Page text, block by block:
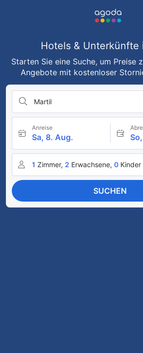
Hotels & Unterkünfte
Starten Sie eine Suche, um Preise
Angebote mit kostenloser
Martil
Anreise
Sa, 8. Aug.
1 Zimmer, 2 Erwachsene, 0 Kinder
SUCHEN